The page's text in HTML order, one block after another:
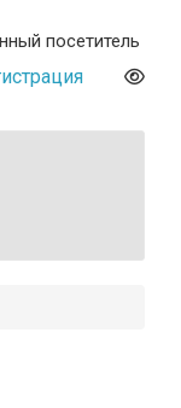
посетитель